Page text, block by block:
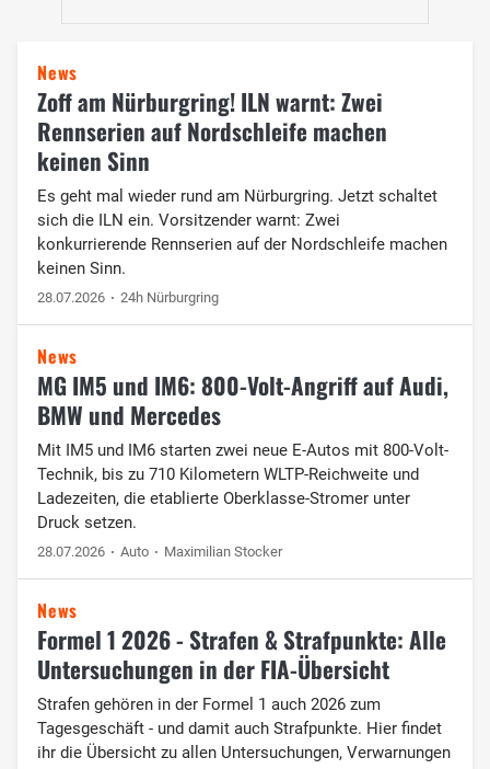
News
Zoff am Nürburgring! ILN warnt: Zwei
Rennserien auf Nordschleife machen
keinen Sinn
Es geht mal wieder rund am Nürburgring. Jetzt schaltet
sich die ILN ein. Vorsitzender warnt: Zwei
konkurrierende Rennserien auf der Nordschleife machen
keinen Sinn.
28.07.2026 24h Nürburgring
News
MG IM5 und IM6: 800-Volt-Angriff auf Audi,
BMW und Mercedes
Mit IM5 und IM6 starten zwei neue E-Autos mit 800-Volt-
Technik, bis zu 710 Kilometern WLTP-Reichweite und
Ladezeiten, die etablierte Oberklasse-Stromer unter
Druck setzen.
28.07.2026 Auto Maximilian Stocker
News
Formel 1 2026 - Strafen & Strafpunkte: Alle
Untersuchungen in der FIA-Übersicht
Strafen gehören in der Formel 1 auch 2026 zum
Tagesgeschäft - und damit auch Strafpunkte. Hier findet
ihr die Übersicht zu allen Untersuchungen, Verwarnungen